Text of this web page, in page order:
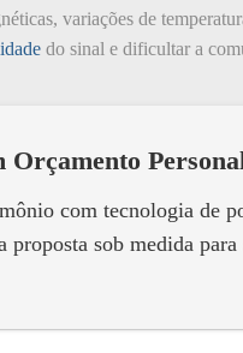
variações de
do sinal e dificultar a
Orçamento
com tecnologia de
proposta sob medida